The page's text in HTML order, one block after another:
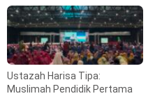
Ustazah Harisa Tipa:
Muslimah Pendidik Pertama